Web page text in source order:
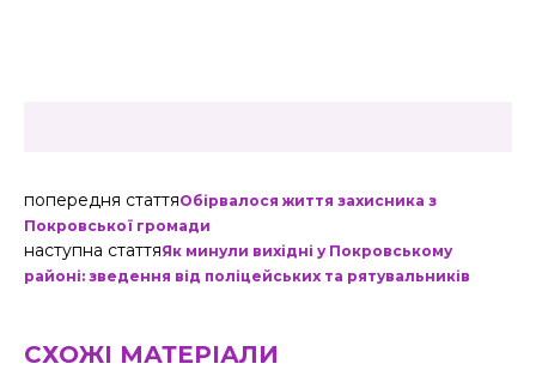
попередня статтяОбірвалося життя захисника з
Покровської громади
наступна статтяЯк минули вихідні у Покровському
районі: зведення від поліцейських та рятувальників
СХОЖІ МАТЕРІАЛИ